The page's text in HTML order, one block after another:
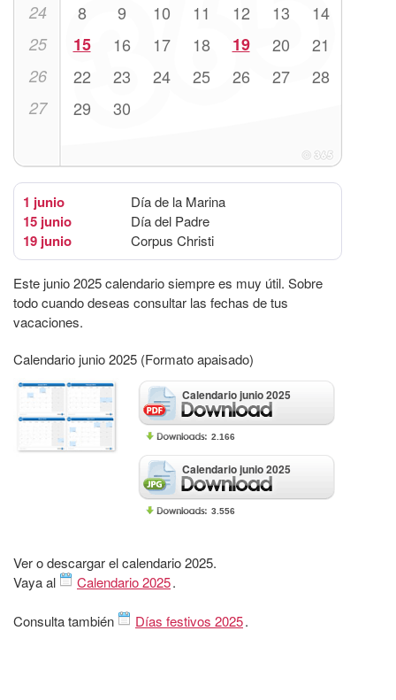
24 8 9 10 11 12 13 14
25 15 16 17 18 19 20 21
26 22 23 24 25 26 27 28
27 29 30
1 junio Día de la Marina
15 junio Día del Padre
19 junio Corpus Christi
Este junio 2025 calendario siempre es muy útil. Sobre
todo cuando deseas consultar las fechas de tus
vacaciones.
Calendario junio 2025 (Formato apaisado)
Calendario junio 2025
2.166
Calendario junio 2025
3.556
Ver o descargar el calendario 2025.
Vaya al
Calendario 2025.
Consulta también Días festivos 2025.